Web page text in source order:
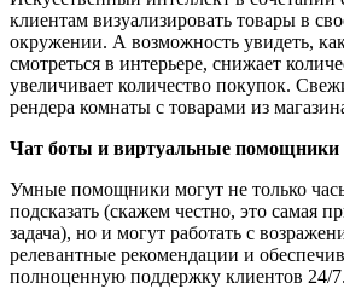
клиентам визуализировать товары в
окружении. А возможность увидеть,
смотреться в интерьере, снижает
увеличивает количество покупок.
рендера комнаты с товарами из
Чат боты и виртуальные помощники
Умные помощники могут не только
подсказать (скажем честно, это самая
задача), но и могут работать с
релевантные рекомендации и
полноценную поддержку клиентов 24/7.